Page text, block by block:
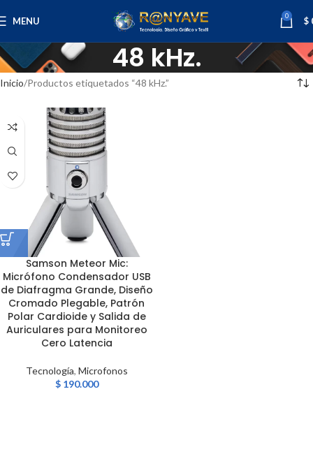
MENU 0 $
48 kHz.
Inicio Productos etiquetados “48 kHz.”
Samson Meteor Mic:
Micrófono Condensador USB
de Diafragma Grande, Diseño
Cromado Plegable, Patrón
Polar Cardioide y Salida de
Auriculares para Monitoreo
Cero Latencia
Tecnología, Microfonos
$190.000